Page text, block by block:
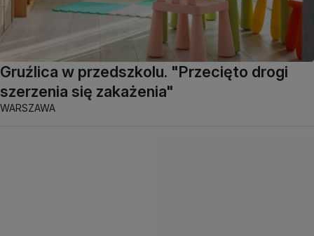
Gruźlica w przedszkolu. "Przecięto drogi
szerzenia się zakażenia"
WARSZAWA